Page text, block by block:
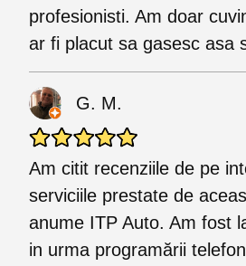
profesionisti. Am doar
ar fi placut sa gasesc asa
G. M.
Am citit recenziile de pe
serviciile prestate de
anume ITP Auto. Am fost
in urma programării